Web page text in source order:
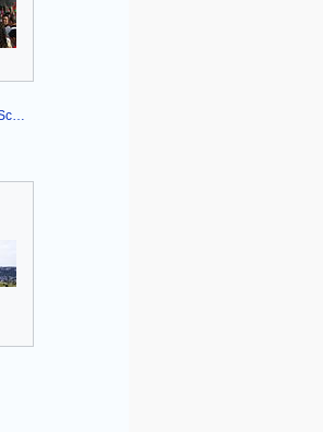
Palestinian Christian Scouts Nativity Church in Bethlehem Christmas Eve 2006.jpg